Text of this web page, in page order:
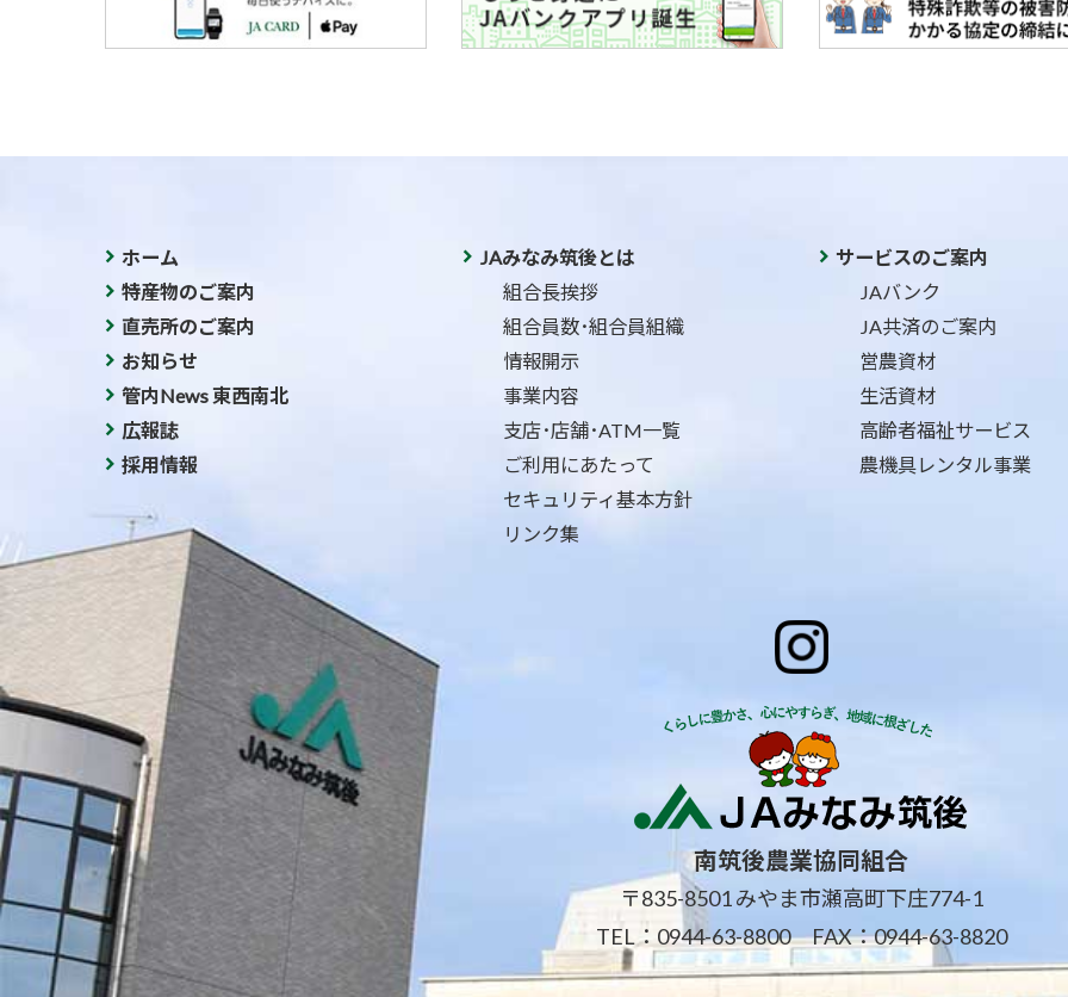
ホーム
特産物のご案内
直売所のご案内
お知らせ
管内News 東西南北
広報誌
採用情報
JAみなみ筑後とは
組合長挨拶
組合員数･組合員組織
情報開示
事業内容
支店･店舗･ATM一覧
ご利用にあたって
セキュリティ基本方針
リンク集
サービスのご案内
JAバンク
JA共済のご案内
営農資材
生活資材
高齢者福祉サービス
農機具レンタル事業
南筑後農業協同組合
〒835-8501 みやま市瀬高町下庄774-1
TEL： 0944-63-8800 FAX：0944-63-8820